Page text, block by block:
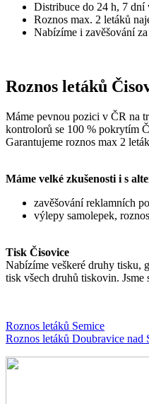
Distribuce do 24 h, 7 dní
Roznos max. 2 letáků
Nabízíme i zavěšování
Roznos letáků
Máme pevnou pozici v ČR na
kontrolorů se 100 % pokrytím
Garantujeme roznos max 2
Máme velké zkušenosti i s
zavěšování reklamních
výlepy samolepek,
Tisk Čisovice
Nabízíme veškeré druhy tisku,
tisk všech druhů tiskovin.
Roznos letáků Semice
Roznos letáků Doubravice nad